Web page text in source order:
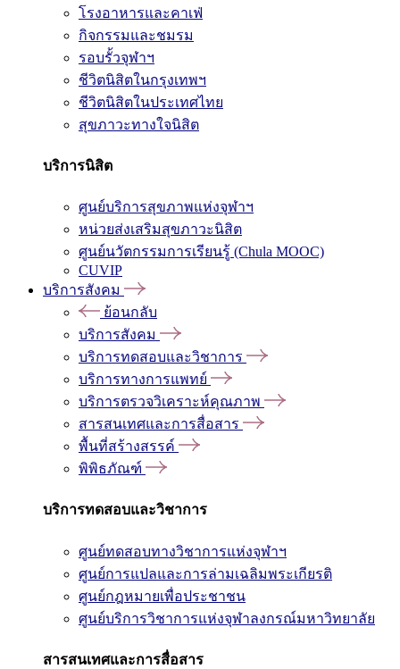
โรงอาหารและคาเฟ่
กิจกรรมและชมรม
รอบรั้วจุฬาฯ
ชีวิตนิสิตในกรุงเทพฯ
ชีวิตนิสิตในประเทศไทย
สุขภาวะทางใจนิสิต
บริการนิสิต
ศูนย์บริการสุขภาพแห่งจุฬาฯ
หน่วยส่งเสริมสุขภาวะนิสิต
ศูนย์นวัตกรรมการเรียนรู้ (Chula MOOC)
CUVIP
บริการสังคม
ย้อนกลับ
บริการสังคม
บริการทดสอบและวิชาการ
บริการทางการแพทย์
บริการตรวจวิเคราะห์คุณภาพ
สารสนเทศและการสื่อสาร
พื้นที่สร้างสรรค์
พิพิธภัณฑ์
บริการทดสอบและวิชาการ
ศูนย์ทดสอบทางวิชาการแห่งจุฬาฯ
ศูนย์การแปลและการล่ามเฉลิมพระเกียรติ
ศูนย์กฎหมายเพื่อประชาชน
ศูนย์บริการวิชาการแห่งจุฬาลงกรณ์มหาวิทยาลัย
สารสนเทศและการสื่อสาร